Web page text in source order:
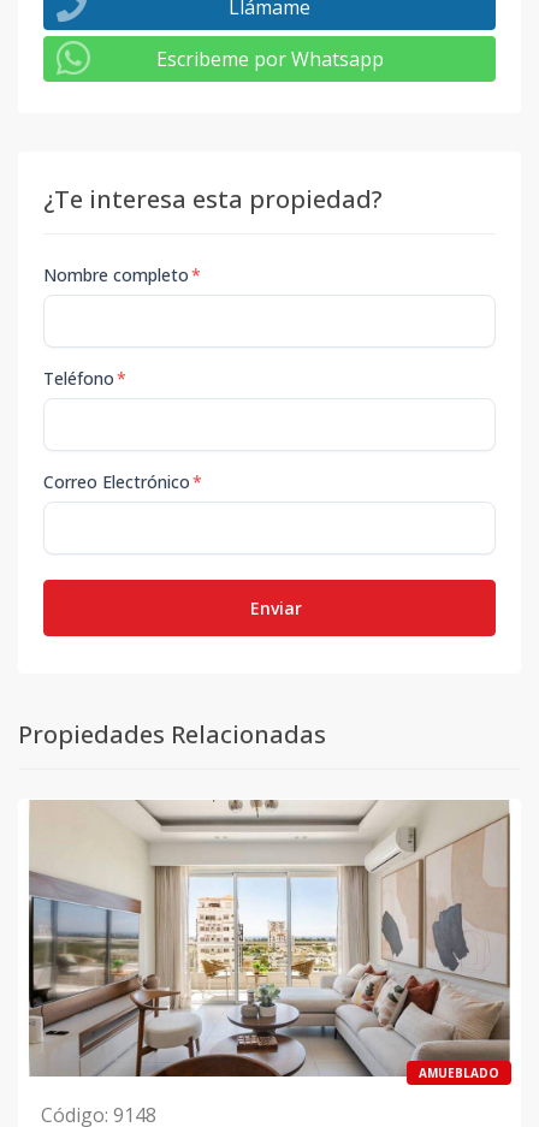
Llámame
Escribeme por Whatsapp
¿Te interesa esta propiedad?
Nombre completo*
Teléfono*
Correo Electrónico*
Enviar
Propiedades Relacionadas
AMUEBLADO
Código: 9148